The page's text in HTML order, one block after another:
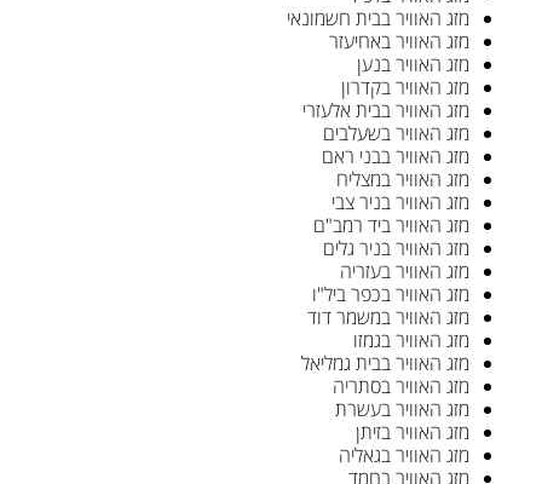
מזג האוויר בבית חשמונאי
מזג האוויר באחיעזר
מזג האוויר בנען
מזג האוויר בקדרון
מזג האוויר בבית אלעזרי
מזג האוויר בשעלבים
מזג האוויר בבני ראם
מזג האוויר במצליח
מזג האוויר בניר צבי
מזג האוויר ביד רמב"ם
מזג האוויר בניר גלים
מזג האוויר בעזריה
מזג האוויר בכפר ביל"ו
מזג האוויר במשמר דוד
מזג האוויר בגמזו
מזג האוויר בבית גמליאל
מזג האוויר בסתריה
מזג האוויר בעשרת
מזג האוויר בזיתן
מזג האוויר בגאליה
מזג האוויר בחמד